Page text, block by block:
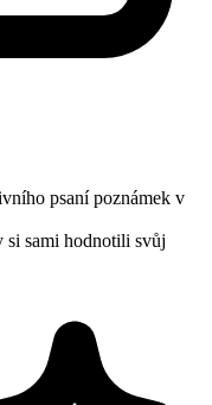
psaní poznámek v
si sami hodnotili svůj